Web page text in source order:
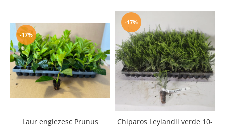
-17%
Laur englezesc Prunus
-17%
Chiparos Leylandii verde 10-